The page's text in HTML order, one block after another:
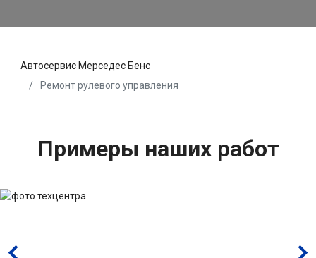
Автосервис Мерседес Бенс
Ремонт рулевого управления
Примеры наших работ